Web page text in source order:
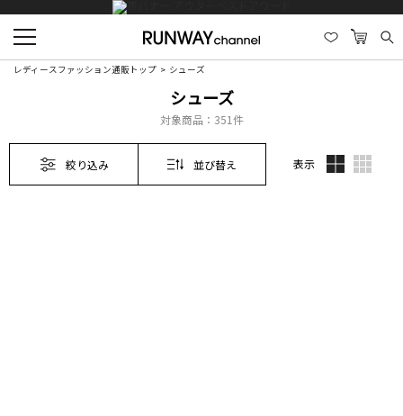
レディースファッション通販トップ シューズ
シューズ
対象商品： 351件
絞り込み 並び替え 表示